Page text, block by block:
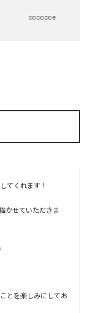
cococoe
てくれます！
かせていただきま
とを楽しみにしてお